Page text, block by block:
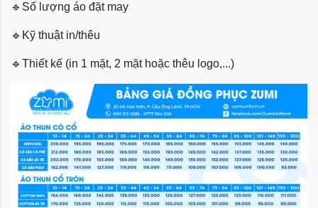
🔹 Số lượng áo đặt may
🔹 Kỹ thuật in/thêu
🔹 Thiết kế (in 1 mặt, 2 mặt hoặc thêu logo,...)